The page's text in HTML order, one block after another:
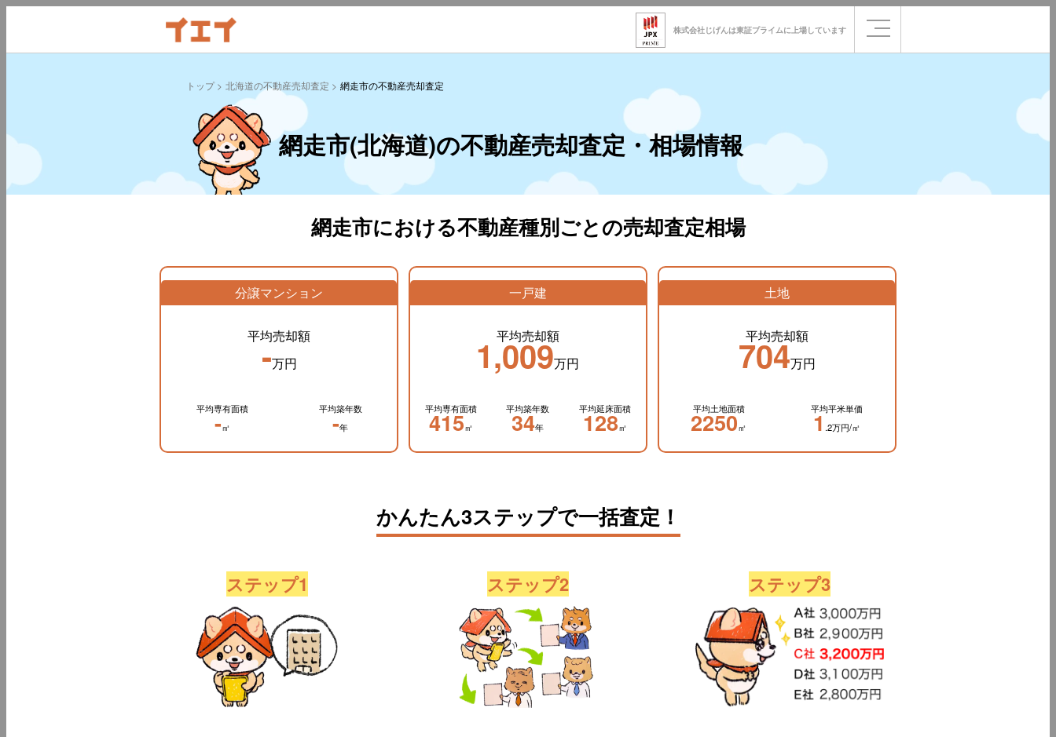
株式会社じげんは東証プライムに 上場しています
トップ 北海道の不動産売却査定 網走市の不動産売却査定
網走市(北海道)の不動産売却査定・相場情報
網走市における不動産種別ごとの売却査定相場
分譲マンション
平均売却額
-万円
平均専有面積
-㎡
平均築年数
-年
一戸建
平均売却額
1,009万円
平均専有面積
415㎡
平均築年数
34年
平均延床面積
128㎡
土地
平均売却額
704万円
平均土地面積
2250㎡
平均平米単価
1 .2万円/㎡
かんたん3ステップで一括査定！
ステップ1 ステップ2 ステップ3